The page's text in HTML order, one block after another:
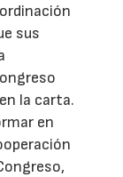
sus
la carta.
en